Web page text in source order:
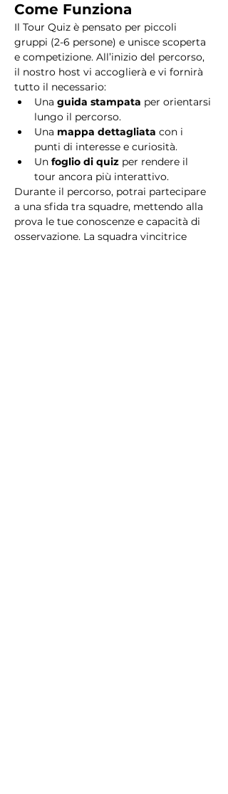
Come Funziona
Il Tour Quiz è pensato per piccoli
gruppi (2-6 persone) e unisce scoperta
e competizione. All’inizio del percorso,
il nostro host vi accoglierà e vi fornirà
tutto il necessario:
Una guida stampata per orientarsi
lungo il percorso.
Una mappa dettagliata con i
punti di interesse e curiosità.
Un foglio di quiz per rendere il
tour ancora più interattivo.
Durante il percorso, potrai partecipare
a una sfida tra squadre, mettendo alla
prova le tue conoscenze e capacità di
osservazione. La squadra vincitrice